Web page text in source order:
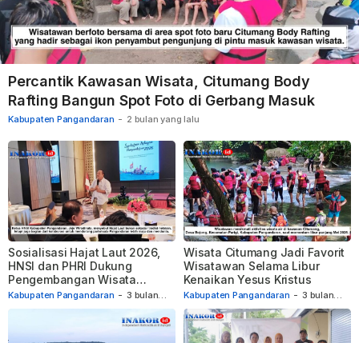
Kabupaten Pangandaran - 2 bulan yang lalu
Percantik Kawasan Wisata, Citumang Body
Rafting Bangun Spot Foto di Gerbang Masuk
Kabupaten Pangandaran - 3 bulan
Sosialisasi Hajat Laut 2026,
HNSI dan PHRI Dukung
Pengembangan Wisata
Pangandaran
Kabupaten Pangandaran - 3 bulan
Wisata Citumang Jadi Favorit
Wisatawan Selama Libur
Kenaikan Yesus Kristus